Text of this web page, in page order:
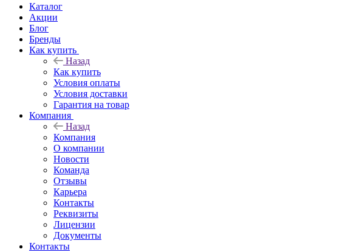
Каталог
Акции
Блог
Бренды
Как купить
Назад
Как купить
Условия оплаты
Условия доставки
Гарантия на товар
Компания
Назад
Компания
О компании
Новости
Команда
Отзывы
Карьера
Контакты
Реквизиты
Лицензии
Документы
Контакты